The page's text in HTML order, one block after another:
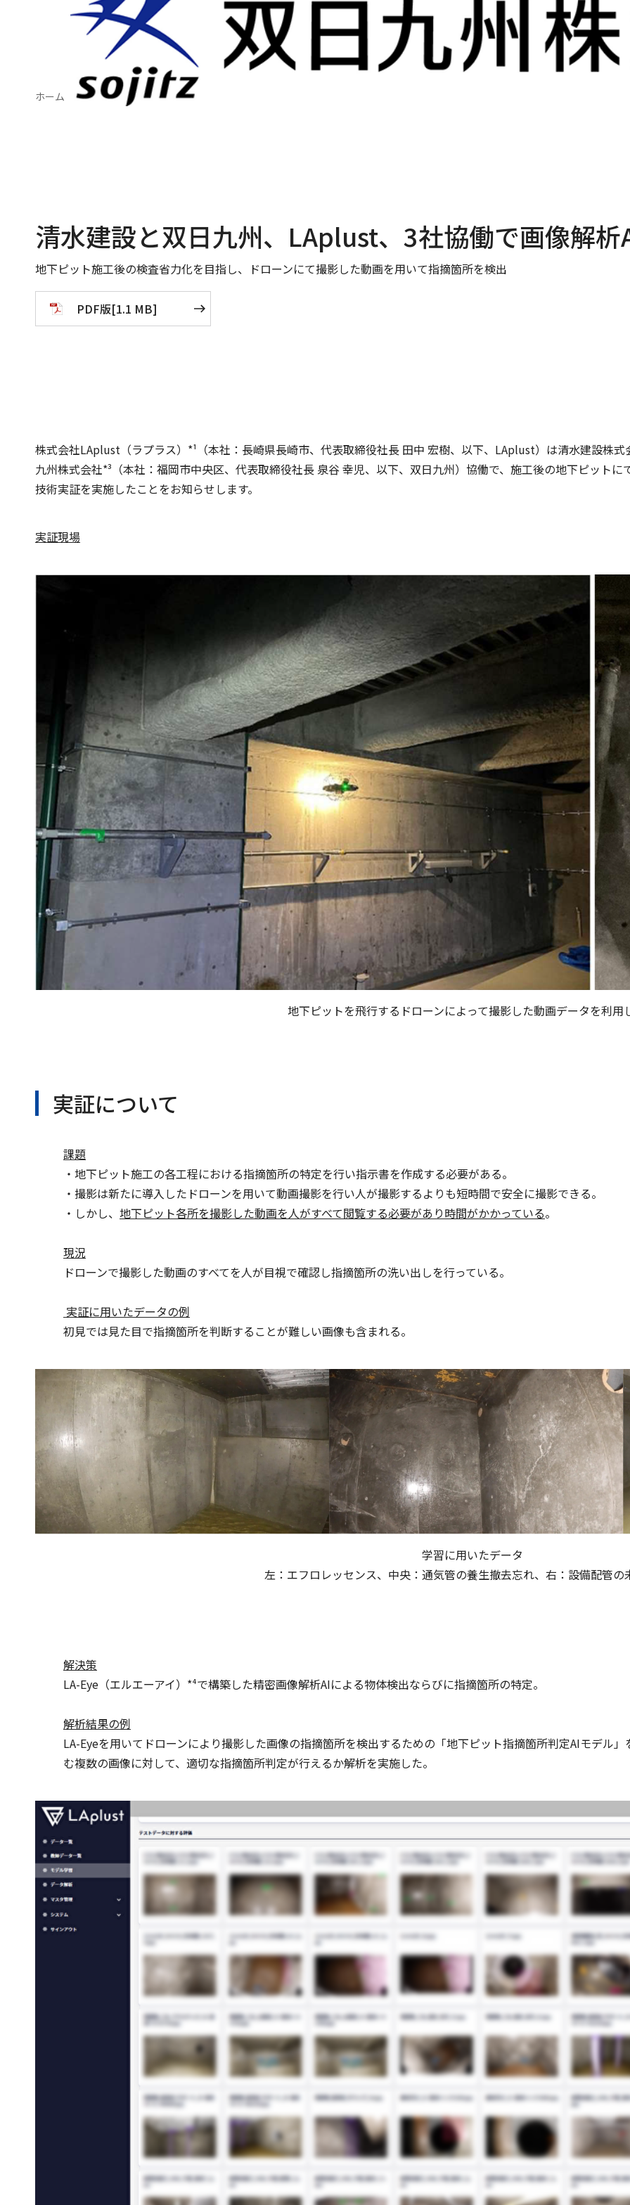
会社案内 事業紹介 サステナビリティ 採用情報
ホーム ニュース 清水建設と双日九州、LAplust、3社協働で画像解析AIの技術実証
清水建設と双日九州、LAplust、3社協働で画像解析
地下ピット施工後の検査省力化を目指し、ドローンにて撮影した動画を用いて指摘箇所を検出
PDF版[1.1 MB]
株式会社LAplust（ラプラス）*¹（本社：長崎県長崎市、代表取締役社長 田中 宏樹、以下、LAplust）は清水建設株
九州株式会社*³（本社：福岡市中央区、代表取締役社長 泉谷 幸児、以下、双日九州）協働で、施工後の地下ピット
技術実証を実施したことをお知らせします。
実証現場
地下ピットを飛行するドローンによって撮影した動画データを利用
実証について
課題
・地下ピット施工の各工程における指摘箇所の特定を行い指示書を作成する必要がある。
・撮影は新たに導入したドローンを用いて動画撮影を行い人が撮影するよりも短時間で安全に撮影できる。
・しかし、 地下ピット各所を撮影した動画を人がすべて閲覧する必要があり時間がかかっている。
現況
ドローンで撮影した動画のすべてを人が目視で確認し指摘箇所の洗い出しを行っている。
実証に用いたデータの例
初見では見た目で指摘箇所を判断することが難しい画像も含まれる。
学習に用いたデータ
左：エフロレッセンス、中央：通気管の養生撤去忘れ、右：設備配管の
解決策
LA-Eye（エルエーアイ）*⁴で構築した精密画像解析AIによる物体検出ならびに指摘箇所の特定。
解析結果の例
LA-Eyeを用いてドローンにより撮影した画像の指摘箇所を検出するための「地下ピット指摘箇所判定AIモデル
む複数の画像に対して、適切な指摘箇所判定が行えるか解析を実施した。